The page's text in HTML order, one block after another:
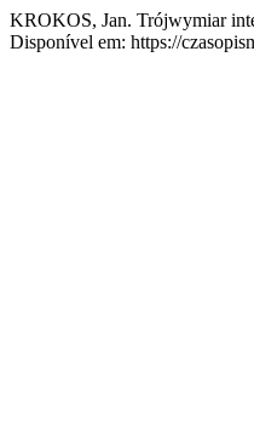
KROKOS, Jan. Trójwymiar
Disponível em: https://